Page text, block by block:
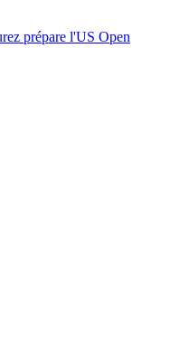
prépare l'US Open